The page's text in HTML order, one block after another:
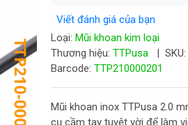
Viết đánh giá của bạn
Loại: Mũi khoan kim loại
Thương hiệu: TTPusa | SKU:
Barcode: TTP210000201
Mũi khoan inox TTPusa 2.0
cụ cầm tay tuyệt vời để làm